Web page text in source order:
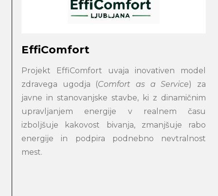
EffiComfort
Projekt EffiComfort uvaja inovativen model
zdravega ugodja (Comfort as a Service) za
javne in stanovanjske stavbe, ki z dinamičnim
upravljanjem energije v realnem času
izboljšuje kakovost bivanja, zmanjšuje rabo
energije in podpira podnebno nevtralnost
mest.